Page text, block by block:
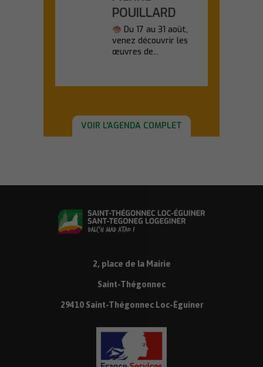
POUILLARD
Du 17 au 31 août,
venez découvrir les
œuvres de...
VOIR L'AGENDA COMPLET
2, place de la Mairie
Saint-Thégonnec
29410 Saint-Thégonnec Loc-Éguiner